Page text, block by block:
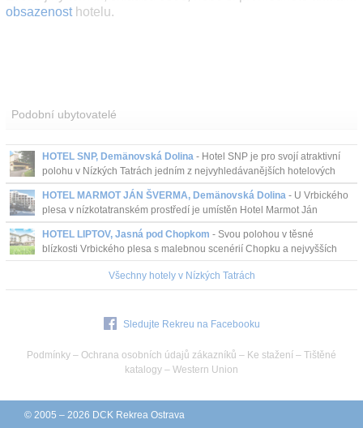
obsazenosthotelu.
Podobní ubytovatelé
HOTEL SNP, Demänovská Dolina - Hotel SNP je pro svojí atraktivní
polohu v Nízkých Tatrách jedním z nejvyhledávanějších hotelových
zařízení.
HOTEL MARMOT JÁN ŠVERMA, Demänovská Dolina - U Vrbického
plesa v nízkotatranském prostředí je umístěn Hotel Marmot Ján
Šverma, v blízkosti stanice kabinové lanovky.
HOTEL LIPTOV, Jasná pod Chopkom - Svou polohou v těsné
blízkosti Vrbického plesa s malebnou scenérií Chopku a nejvyšších
vrcholů Nízkých Tater nabízí ideální výchozí poz...
Všechny hotely v Nízkých Tatrách
Sledujte Rekreu na Facebooku
Podmínky – Ochrana osobních údajů zákazníků – Ke stažení – Tištěné
katalogy – Western Union
© 2005 – 2026 DCK Rekrea Ostrava